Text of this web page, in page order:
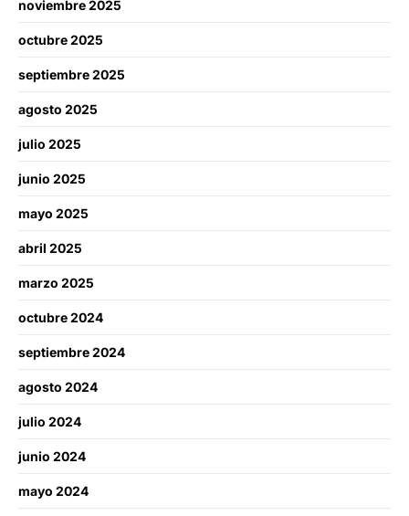
noviembre 2025
octubre 2025
septiembre 2025
agosto 2025
julio 2025
junio 2025
mayo 2025
abril 2025
marzo 2025
octubre 2024
septiembre 2024
agosto 2024
julio 2024
junio 2024
mayo 2024